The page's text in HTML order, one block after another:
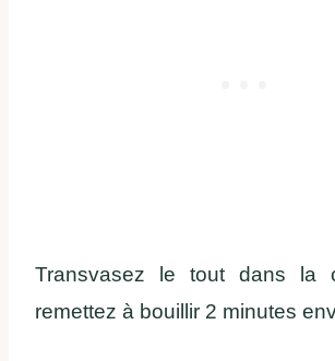
Transvasez le tout dans la
remettez à bouillir 2 minutes